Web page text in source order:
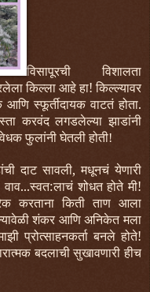
विसापूरची विशालता
किल्ला आहे हा! किल्ल्यावर
स्फूर्तीदायक वाटतं होता.
करवंद लगडलेल्या झाडांनी
फुलांनी घेतली होती!
दाट सावली, मधूनचं येणारी
शोधत होते मी!
करताना किती ताण आला
शंकर आणि अनिकेत मला
प्रोत्साहनकर्ता बनले होते!
बदलाची सुखावणारी हीच